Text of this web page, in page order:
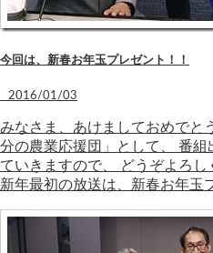
今回は、新春お年玉プレゼント！！
2016/01/03
みなさま、あけましておめでと
分の農業応援団」として、 番
ていきますので、 どうぞよろ
新年最初の放送は、新春お年玉